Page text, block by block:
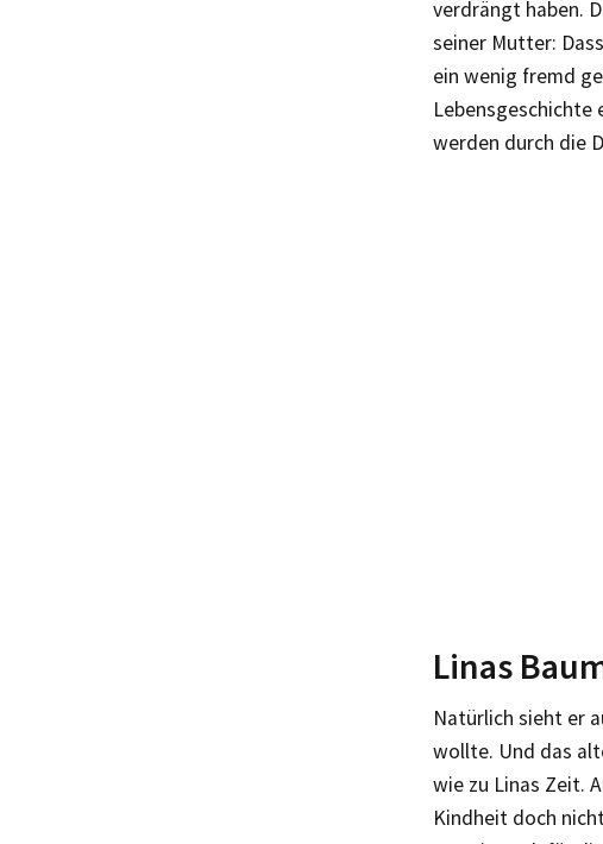
verdrängt haben.
seiner Mutter:
ein wenig fremd
Lebensgeschichte
werden durch die
Linas
Natürlich sieht er
wollte. Und das
wie zu Linas Zeit.
Kindheit doch